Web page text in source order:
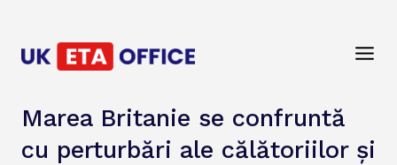
Marea Britanie se confruntă
cu perturbări ale călătoriilor și